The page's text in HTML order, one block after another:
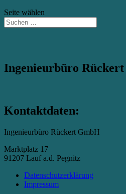
Seite wählen
Ingenieurbüro
Kontaktdaten:
Ingenieurbüro Rückert GmbH
Marktplatz 17
91207 Lauf a.d. Pegnitz
Datenschutzerklärung
Impressum